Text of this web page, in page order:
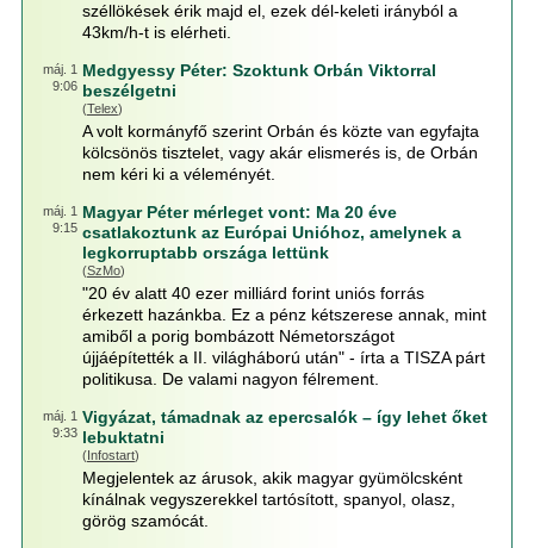
széllökések érik majd el, ezek dél-keleti irányból a
43km/h-t is elérheti.
máj. 1
9:06
Medgyessy Péter: Szoktunk Orbán Viktorral
beszélgetni
(Telex)
A volt kormányfő szerint Orbán és közte van egyfajta
kölcsönös tisztelet, vagy akár elismerés is, de Orbán
nem kéri ki a véleményét.
máj. 1
9:15
Magyar Péter mérleget vont: Ma 20 éve
csatlakoztunk az Európai Unióhoz, amelynek a
legkorruptabb országa lettünk
(SzMo)
"20 év alatt 40 ezer milliárd forint uniós forrás
érkezett hazánkba. Ez a pénz kétszerese annak, mint
amiből a porig bombázott Németországot
újjáépítették a II. világháború után" - írta a TISZA párt
politikusa. De valami nagyon félrement.
máj. 1
9:33
Vigyázat, támadnak az epercsalók – így lehet őket
lebuktatni
(Infostart)
Megjelentek az árusok, akik magyar gyümölcsként
kínálnak vegyszerekkel tartósított, spanyol, olasz,
görög szamócát.